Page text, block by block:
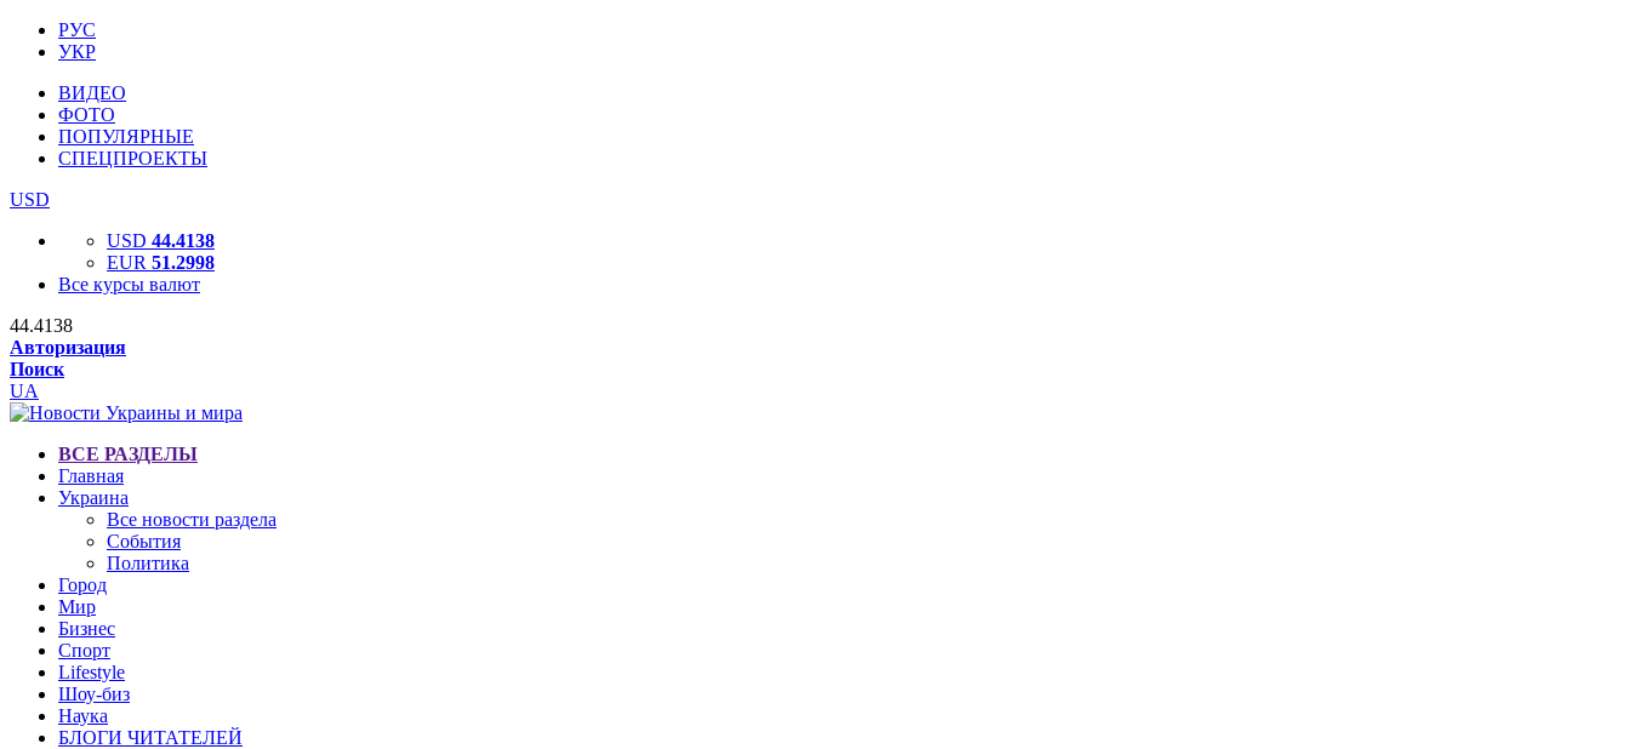
РУС
УКР
ВИДЕО
ФОТО
ПОПУЛЯРНЫЕ
СПЕЦПРОЕКТЫ
USD
USD 44.4138
EUR 51.2998
Все курсы валют
44.4138
Авторизация
Поиск
UA
ВСЕ РАЗДЕЛЫ
Главная
Украина
Все новости раздела
События
Политика
Город
Мир
Бизнес
Спорт
Lifestyle
Шоу-биз
Наука
БЛОГИ ЧИТАТЕЛЕЙ